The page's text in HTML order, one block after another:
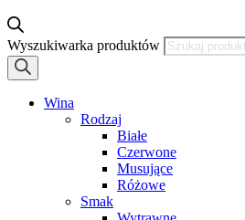
Wyszukiwarka produktów
Wina
Rodzaj
Białe
Czerwone
Musujące
Różowe
Smak